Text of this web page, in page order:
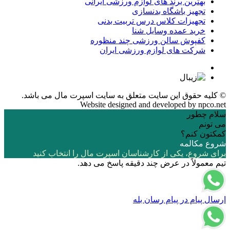
تجهیز باشگاه بدنسازی
تجهیزات کلاس درس تربیت بدنی
خرید عمده وسایل شنا
کفپوش سالن ورزشی چند منظوره
شرکت های لوازم ورزشی ایران
© کلیه حقوق این سایت متعلق به سایت اسپرت مال می باشد.
Website designed and developed by npco.net
سلام چطور
می تونم
کمکتون کنم؟
شروع مکالمه
برای شروع، یکی از کارشناسان اسپرت مال را انتخاب کنید
تیم معمولاً در عرض چند دقیقه پاسخ می دهد.
ارسال پیام در پیام رسان بله